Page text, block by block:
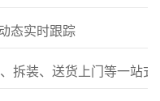
态实时跟踪
拆装、送货上门等一站